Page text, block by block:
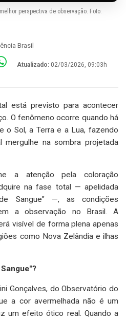
perspectiva de observação. Foto:
Brasil
Atualizado: 02/03/2026, 09:03h
está previsto para acontecer
O fenômeno ocorre quando há
o Sol, a Terra e a Lua, fazendo
na sombra projetada
a atenção pela coloração
na fase total — apelidada
Sangue" —, as condições
a observação no Brasil. A
visível de forma plena apenas
como Nova Zelândia e ilhas
Gonçalves, do Observatório do
a cor avermelhada não é um
um efeito ótico real. Quando a